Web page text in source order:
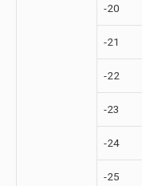
-20
-21
-22
-23
-24
-25